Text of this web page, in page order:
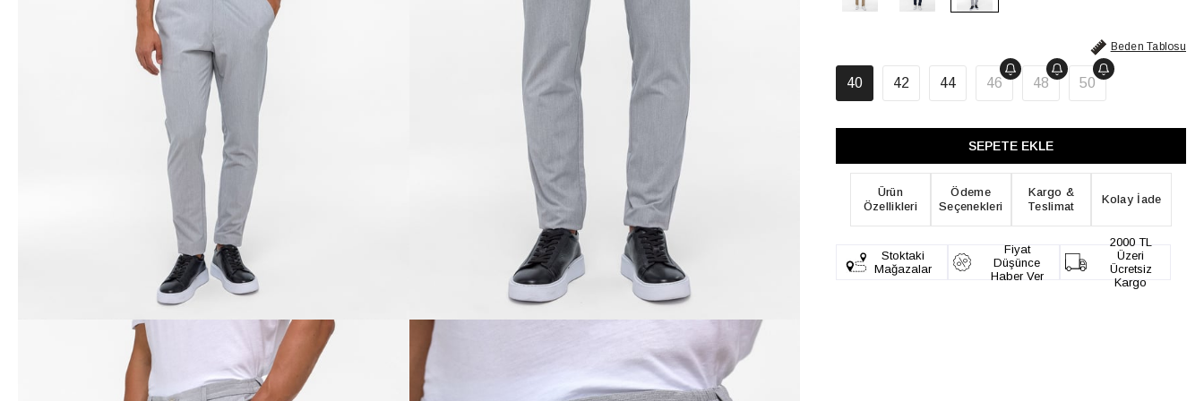
Beden Tablosu
40 42 44 46 48 50
Ürün
Özellikleri
Ödeme
Seçenekleri
Kargo &
Teslimat
Kolay İade
Stoktaki
Mağazalar
Fiyat
Düşünce
Haber Ver
2000 TL
Üzeri
Ücretsiz
Kargo